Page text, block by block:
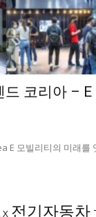
드 코리아 –
E 모빌리티의 미래를
X 전기자동차